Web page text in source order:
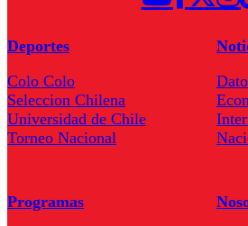
Deportes
Colo Colo
Seleccion Chilena
Universidad de Chile
Torneo Nacional
Programas